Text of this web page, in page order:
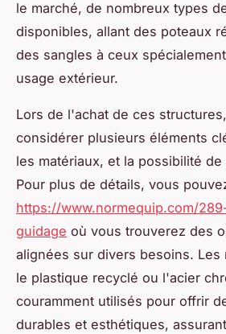
le marché, de nombreux types
disponibles, allant des poteaux
des sangles à ceux
usage extérieur.
Lors de l'achat de ces
considérer plusieurs éléments
les matériaux, et la possibilité
Pour plus de détails, vous
https://www.normequip.com/
guidage où vous trouverez des
alignées sur divers besoins. Les
le plastique recyclé ou l'acier
couramment utilisés pour offrir
durables et esthétiques,